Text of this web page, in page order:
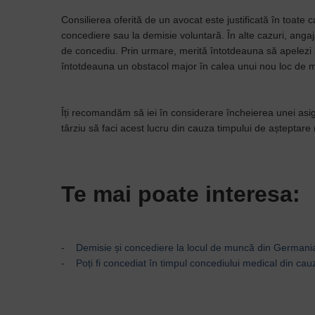
Consilierea oferită de un avocat este justificată în toate
concediere sau la demisie voluntară. În alte cazuri,
de concediu. Prin urmare, merită întotdeauna să
întotdeauna un obstacol major în calea unui nou loc de
Îți recomandăm să iei în considerare încheierea unei
târziu să faci acest lucru din cauza timpului de așteptare
Te mai poate interesa:
- Demisie și concediere la locul de muncă din
- Poți fi concediat în timpul concediului medical din